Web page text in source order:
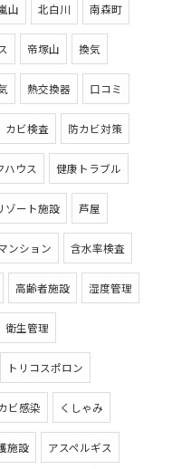
山 北白川 南森町
帝塚山 換気
熱交換器 口コミ
カビ検査 防カビ対策
ハウス 健康トラブル
ゾート施設 芦屋
ンション 含水率検査
高齢者施設 湿度管理
衛生管理
トリコスポロン
ビ感染 くしゃみ
施設 アスペルギス